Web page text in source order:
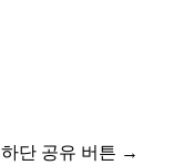
하단 공유 버튼 →